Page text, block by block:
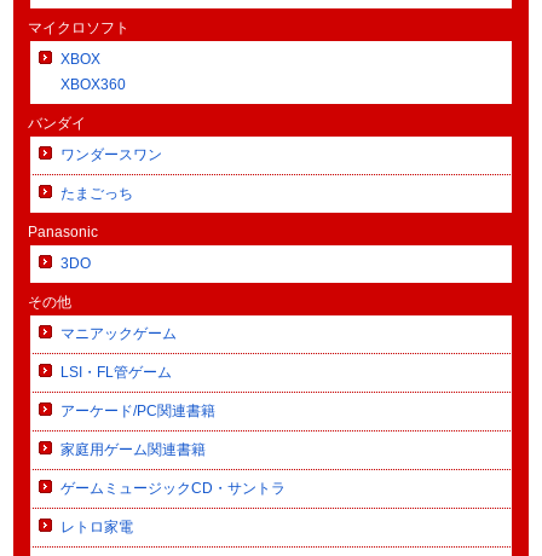
マイクロソフト
XBOX
XBOX360
バンダイ
ワンダースワン
たまごっち
Panasonic
3DO
その他
マニアックゲーム
LSI・FL管ゲーム
アーケード/PC関連書籍
家庭用ゲーム関連書籍
ゲームミュージックCD・サントラ
レトロ家電